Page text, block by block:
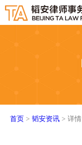
首页 > 韬安资讯 > 详情